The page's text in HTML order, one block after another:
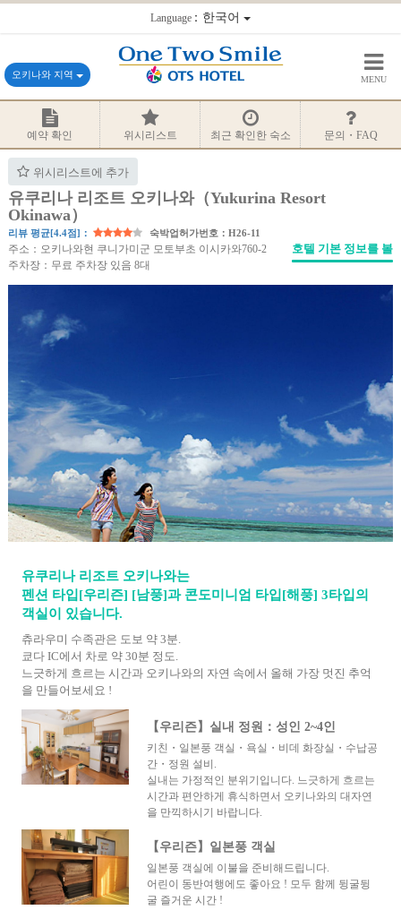
Language：한국어
오키나와 지역 MENU
예약 확인 위시리스트 최근 확인한 숙소 문의・FAQ
위시리스트에 추가
유쿠리나 리조트 오키나와（Yukurina Resort
Okinawa）
리뷰 평균[4.4점]： 숙박업허가번호：H26-11
주소：오키나와현 쿠니가미군 모토부초 이시카와760-2
주차장：무료 주차장 있음 8대
호텔 기본 정보를 볼
유쿠리나 리조트 오키나와는
펜션 타입[우리즌] [남풍]과 콘도미니엄 타입[해풍] 3타입의
객실이 있습니다.
츄라우미 수족관은 도보 약 3분.
쿄다 IC에서 차로 약 30분 정도.
느긋하게 흐르는 시간과 오키나와의 자연 속에서 올해 가장 멋진 추억
을 만들어보세요 !
【우리즌】실내 정원：성인 2~4인
키친・일본풍 객실・욕실・비데 화장실・수납공
간・정원 설비.
실내는 가정적인 분위기입니다. 느긋하게 흐르는
시간과 편안하게 휴식하면서 오키나와의 대자연
을 만끽하시기 바랍니다.
【우리즌】일본풍 객실
일본풍 객실에 이불을 준비해드립니다.
어린이 동반여행에도 좋아요 ! 모두 함께 뒹굴뒹
굴 즐거운 시간 !